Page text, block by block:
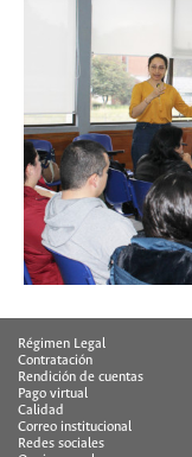
Régimen Legal
Contratación
Rendición de cuentas
Pago virtual
Calidad
Correo institucional
Redes sociales